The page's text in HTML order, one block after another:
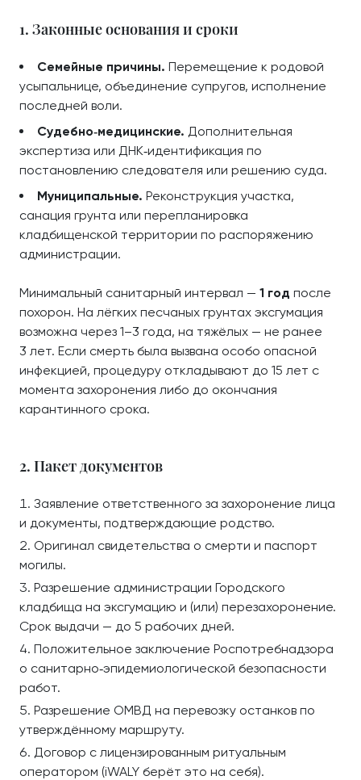
1. Законные основания и сроки
Семейные причины. Перемещение к родовой
усыпальнице, объединение супругов, исполнение
последней воли.
Судебно‑медицинские. Дополнительная
экспертиза или ДНК‑идентификация по
постановлению следователя или решению суда.
Муниципальные. Реконструкция участка,
санация грунта или перепланировка
кладбищенской территории по распоряжению
администрации.
Минимальный санитарный интервал — 1 год после
похорон. На лёгких песчаных грунтах эксгумация
возможна через 1–3 года, на тяжёлых — не ранее
3 лет. Если смерть была вызвана особо опасной
инфекцией, процедуру откладывают до 15 лет с
момента захоронения либо до окончания
карантинного срока.
2. Пакет документов
Заявление ответственного за захоронение лица
и документы, подтверждающие родство.
Оригинал свидетельства о смерти и паспорт
могилы.
Разрешение администрации Городского
кладбища на эксгумацию и (или) перезахоронение.
Срок выдачи — до 5 рабочих дней.
Положительное заключение Роспотребнадзора
о санитарно‑эпидемиологической безопасности
работ.
Разрешение ОМВД на перевозку останков по
утверждённому маршруту.
Договор с лицензированным ритуальным
оператором (iWALY берёт это на себя).